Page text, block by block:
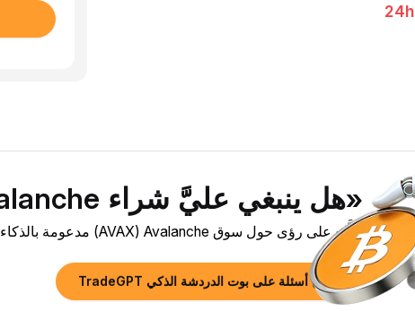
24h
«هل ينبغي عليَّ شراء Avalanche ‏(AVAX) الآن؟»
اطَّلع على رؤى حول سوق Avalanche ‏(AVAX) مدعومة بالذكاء الاصطناعي وتحليل مباشر لسعر AVAX مقابل NOK.
اطرح أسئلة على بوت الدردشة الذكي TradeGPT